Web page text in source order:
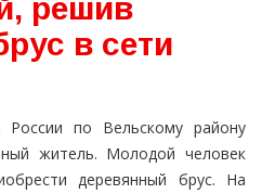
решив
в сети
по Вельскому району
житель. Молодой человек
деревянный брус. На